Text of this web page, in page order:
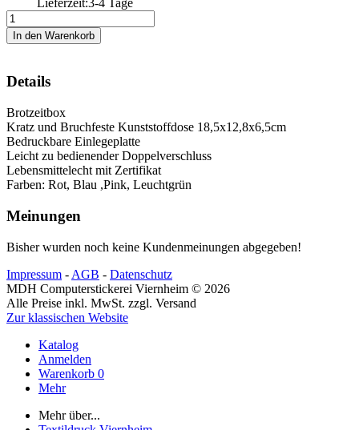
Details
Brotzeitbox
Kratz und Bruchfeste Kunststoffdose 18,5x12,8x6,5cm
Bedruckbare Einlegeplatte
Leicht zu bedienender Doppelverschluss
Lebensmittelecht mit Zertifikat
Farben: Rot, Blau ,Pink, Leuchtgrün
Meinungen
Bisher wurden noch keine Kundenmeinungen abgegeben!
Impressum - AGB - Datenschutz
MDH Computerstickerei Viernheim © 2026
Alle Preise inkl. MwSt. zzgl. Versand
Zur klassischen Website
Katalog
Anmelden
Warenkorb 0
Mehr
Mehr über...